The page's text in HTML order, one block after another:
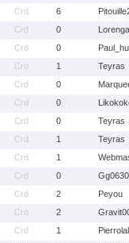
Crd 6
Crd 0
Crd 0
Crd 1
Teyras
Crd 0
Crd 0
Crd 0
Teyras
Crd 1
Teyras
Crd 1
Crd 0
Crd 2
Peyou
Crd 2
Crd 1